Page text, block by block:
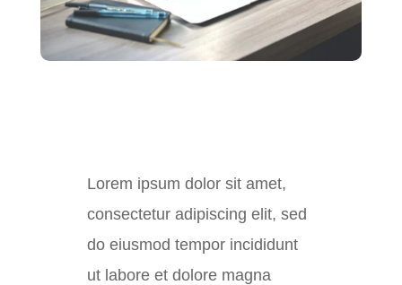
Lorem ipsum dolor sit amet,
consectetur adipiscing elit, sed
do eiusmod tempor incididunt
ut labore et dolore magna